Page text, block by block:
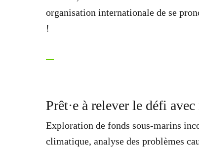
organisation internationale de se
!
Prêt·e à relever le défi avec
Exploration de fonds sous-marins
climatique, analyse des problèmes